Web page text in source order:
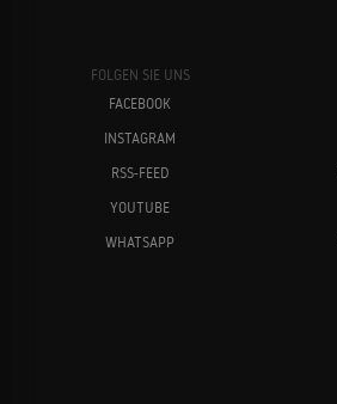
FOLGEN SIE UNS
FACEBOOK
INSTAGRAM
RSS-FEED
YOUTUBE
WHATSAPP